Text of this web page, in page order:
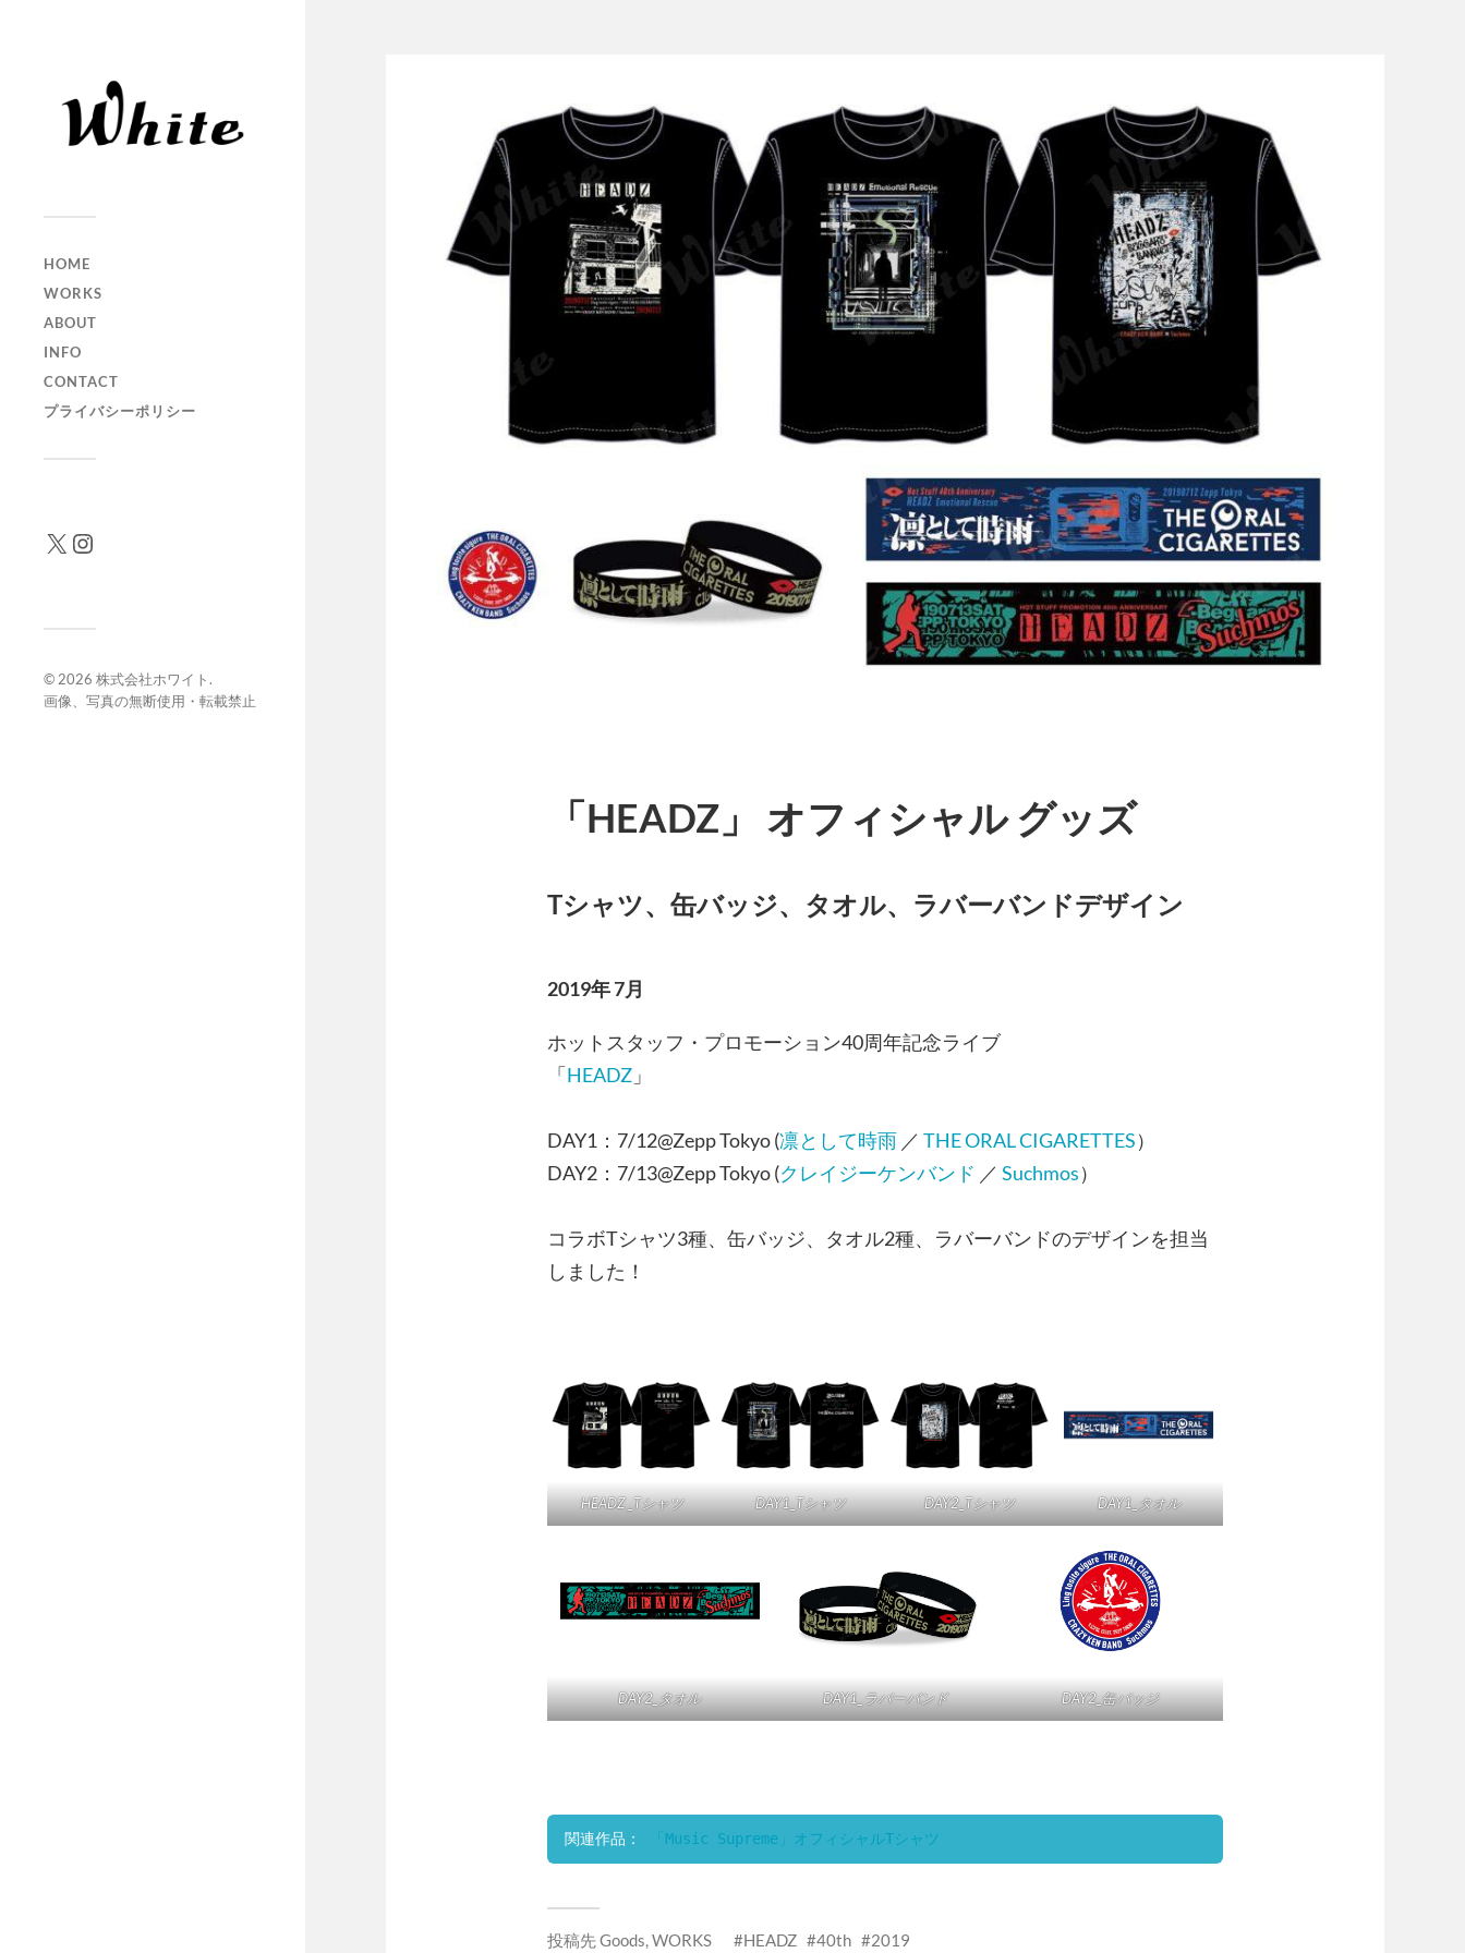
HOME
WORKS
ABOUT
INFO
CONTACT
プライバシーポリシー
© 2026 株式会社ホワイト.
画像、写真の無断使用・転載禁止
「HEADZ」 オフィシャル グッズ
Tシャツ、缶バッジ、タオル、ラバーバンドデザイン
2019年 7月
ホットスタッフ・プロモーション40周年記念ライブ
「HEADZ 」
DAY1：7/12@Zepp Tokyo (凛として時雨 ／ THE ORAL CIGARETTES）
DAY2：7/13@Zepp Tokyo (クレイジーケンバンド ／ Suchmos）
コラボTシャツ3種、缶バッジ、タオル2種、ラバーバンドのデザインを担当
しました！
HEADZ _Tシャツ DAY1_Tシャツ DAY2_Tシャツ DAY1_タオル
DAY2_タオル DAY1_ラバーバンド DAY2_缶バッジ
関連作品： 「Music Supreme」オフィシャルTシャツ
投稿先Goods,WORKS HEADZ 40th 2019